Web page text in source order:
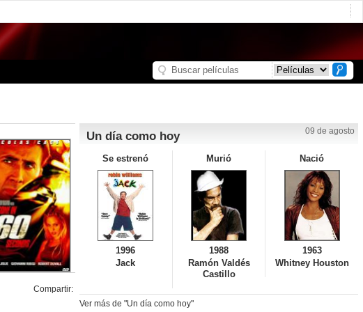
Compartir:
Un día como hoy 09 de agosto
Se estrenó
1996
Jack
Murió
1988
Ramón Valdés
Castillo
Nació
1963
Whitney Houston
Ver más de "Un día como hoy"